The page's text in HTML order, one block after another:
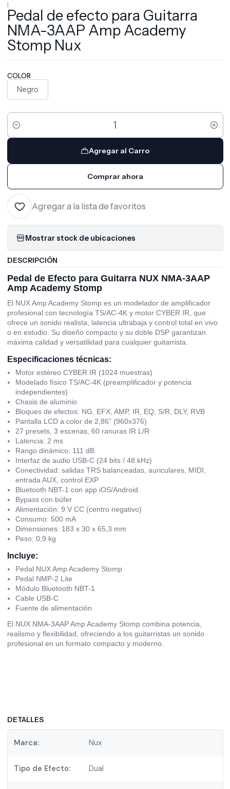
|
Pedal de efecto para Guitarra
NMA-3AAP Amp Academy
Stomp Nux
COLOR
Negro
Cantidad
Agregar al Carro
Comprar ahora
Agregar a la lista de favoritos
Mostrar stock de ubicaciones
DESCRIPCIÓN
Pedal de Efecto para Guitarra NUX NMA-3AAP
Amp Academy Stomp
El NUX Amp Academy Stomp es un modelador de amplificador
profesional con tecnología TS/AC-4K y motor CYBER IR, que
ofrece un sonido realista, latencia ultrabaja y control total en vivo
o en estudio. Su diseño compacto y su doble DSP garantizan
máxima calidad y versatilidad para cualquier guitarrista.
Especificaciones técnicas:
Motor estéreo CYBER IR (1024 muestras)
Modelado físico TS/AC-4K (preamplificador y potencia
independientes)
Chasis de aluminio
Bloques de efectos: NG, EFX, AMP, IR, EQ, S/R, DLY, RVB
Pantalla LCD a color de 2,86” (960x376)
27 presets, 3 escenas, 60 ranuras IR L/R
Latencia: 2 ms
Rango dinámico: 111 dB
Interfaz de audio USB-C (24 bits / 48 kHz)
Conectividad: salidas TRS balanceadas, auriculares, MIDI,
entrada AUX, control EXP
Bluetooth NBT-1 con app iOS/Android
Bypass con búfer
Alimentación: 9 V CC (centro negativo)
Consumo: 500 mA
Dimensiones: 183 x 30 x 65,3 mm
Peso: 0,9 kg
Incluye:
Pedal NUX Amp Academy Stomp
Pedal NMP-2 Lite
Módulo Bluetooth NBT-1
Cable USB-C
Fuente de alimentación
El NUX NMA-3AAP Amp Academy Stomp combina potencia,
realismo y flexibilidad, ofreciendo a los guitarristas un sonido
profesional en un formato compacto y moderno.
DETALLES
Marca: Nux
Tipo de Efecto: Dual